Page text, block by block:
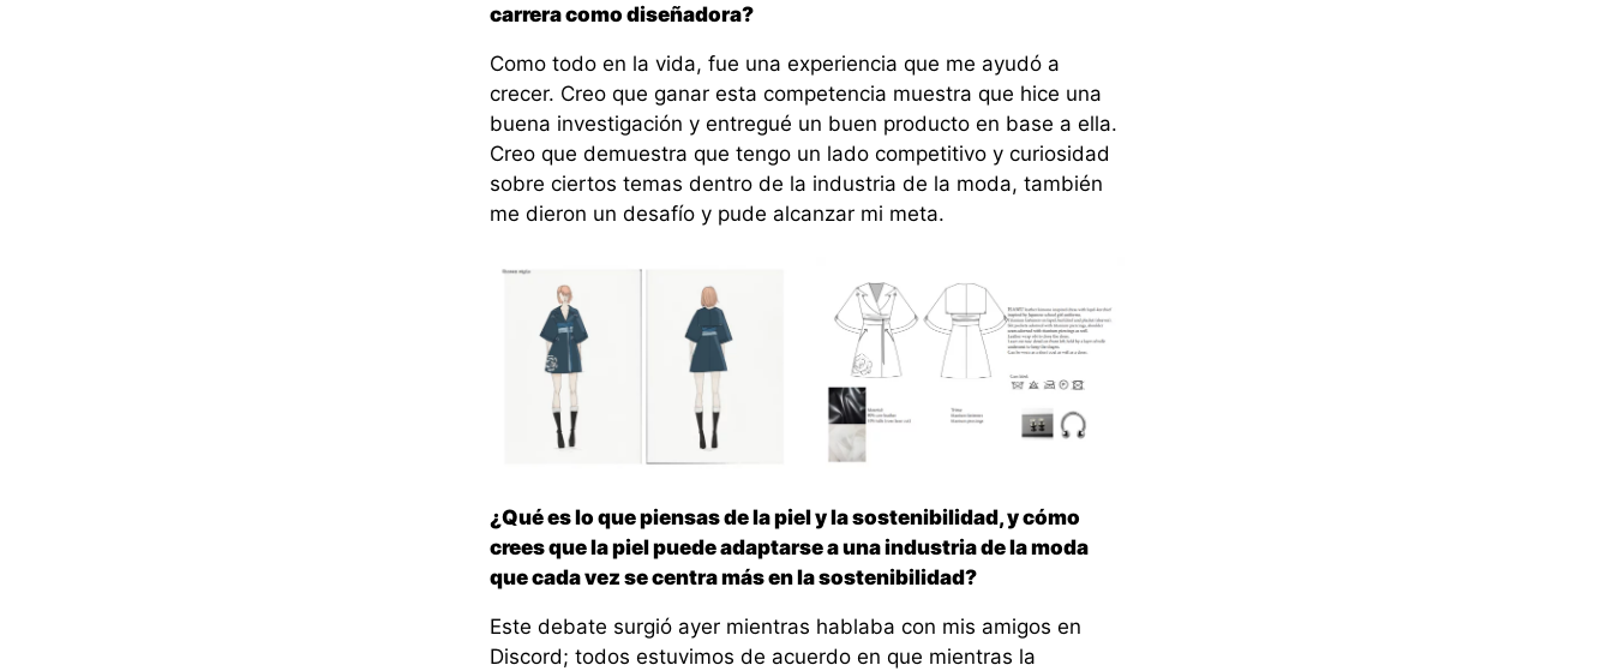
carrera como diseñadora?
Como todo en la vida, fue una experiencia que me ayudó a
crecer. Creo que ganar esta competencia muestra que hice una
buena investigación y entregué un buen producto en base a ella.
Creo que demuestra que tengo un lado competitivo y curiosidad
sobre ciertos temas dentro de la industria de la moda, también
me dieron un desafío y pude alcanzar mi meta.
¿Qué es lo que piensas de la piel y la sostenibilidad, y cómo
crees que la piel puede adaptarse a una industria de la moda
que cada vez se centra más en la sostenibilidad?
Este debate surgió ayer mientras hablaba con mis amigos en
Discord; todos estuvimos de acuerdo en que mientras la